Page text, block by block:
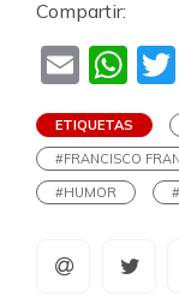
Compartir:
Email
ETIQUETAS
#FRANCISCO
#HUMOR